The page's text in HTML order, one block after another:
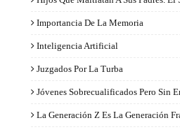
Importancia De La Memoria
Inteligencia Artificial
Juzgados Por La Turba
Jóvenes Sobrecualificados Pero Sin
La Generación Z Es La Generación